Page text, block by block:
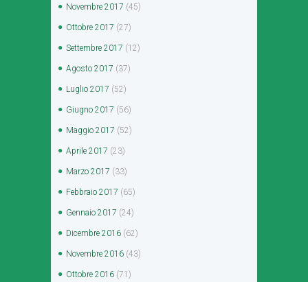
Novembre 2017 (45)
Ottobre 2017 (27)
Settembre 2017 (12)
Agosto 2017 (37)
Luglio 2017 (52)
Giugno 2017 (56)
Maggio 2017 (52)
Aprile 2017 (23)
Marzo 2017 (33)
Febbraio 2017 (65)
Gennaio 2017 (24)
Dicembre 2016 (62)
Novembre 2016 (43)
Ottobre 2016 (71)